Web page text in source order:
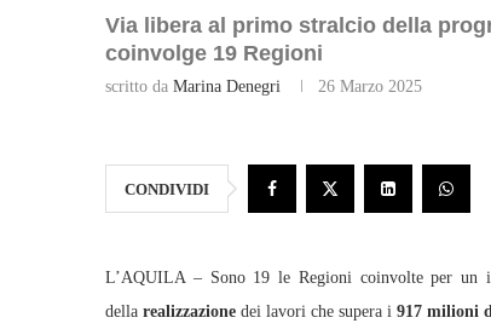
Via libera al primo stralcio della
coinvolge 19 Regioni
scritto da Marina Denegri 26 Marzo 2025
CONDIVIDI
L’AQUILA – Sono 19 le Regioni coinvolte per un
della realizzazione dei lavori che supera i 917 milioni